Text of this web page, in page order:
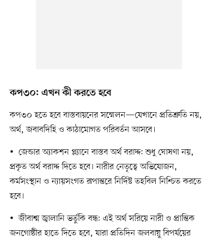
কপ৩০: এখন কী করতে হবে
কপ৩০ হতে হবে বাস্তবায়নের সম্মেলন—যেখানে প্রতিশ্রুতি নয়,
অর্থ, জবাবদিহি ও কাঠামোগত পরিবর্তন আসবে।
• জেন্ডার অ্যাকশন প্ল্যানে বাস্তব অর্থ বরাদ্দ: শুধু ঘোষণা নয়,
প্রকৃত অর্থ বরাদ্দ দিতে হবে। নারীর নেতৃত্বে অভিযোজন,
কর্মসংস্থান ও ন্যায়সংগত রূপান্তরে নির্দিষ্ট তহবিল নিশ্চিত করতে
হবে।
• জীবাশ্ম জ্বালানি ভর্তুকি বন্ধ: এই অর্থ সরিয়ে নারী ও প্রান্তিক
জনগোষ্ঠীর হাতে দিতে হবে, যারা প্রতিদিন জলবায়ু বিপর্যয়ের